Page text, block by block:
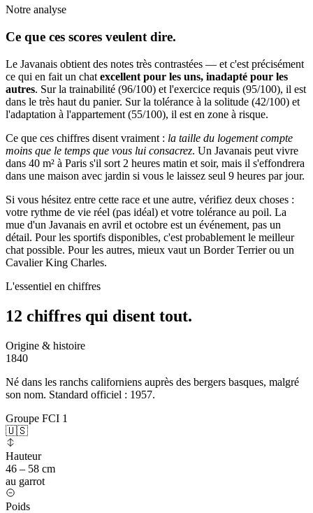
Notre analyse
Ce que ces scores veulent dire.
Le Javanais obtient des notes très contrastées — et c'est précisément
ce qui en fait un chat excellent pour les uns, inadapté pour les
autres. Sur la trainabilité (96/100) et l'exercice requis (95/100), il est
dans le très haut du panier. Sur la tolérance à la solitude (42/100) et
l'adaptation à l'appartement (55/100), il est en zone à risque.
Ce que ces chiffres disent vraiment : la taille du logement compte
moins que le temps que vous lui consacrez. Un Javanais peut vivre
dans 40 m² à Paris s'il sort 2 heures matin et soir, mais il s'effondrera
dans une maison avec jardin si vous le laissez seul 9 heures par jour.
Si vous hésitez entre cette race et une autre, vérifiez deux choses :
votre rythme de vie réel (pas idéal) et votre tolérance au poil. La
mue d'un Javanais en avril et octobre est un événement, pas un
détail. Pour les sportifs disponibles, c'est probablement le meilleur
chat possible. Pour les autres, mieux vaut un Border Terrier ou un
Cavalier King Charles.
L'essentiel en chiffres
12 chiffres qui disent tout.
Origine & histoire
1840
Né dans les ranchs californiens auprès des bergers basques, malgré
son nom. Standard officiel : 1957.
Groupe FCI 1
🇺🇸
Hauteur
46 – 58 cm
au garrot
Poids